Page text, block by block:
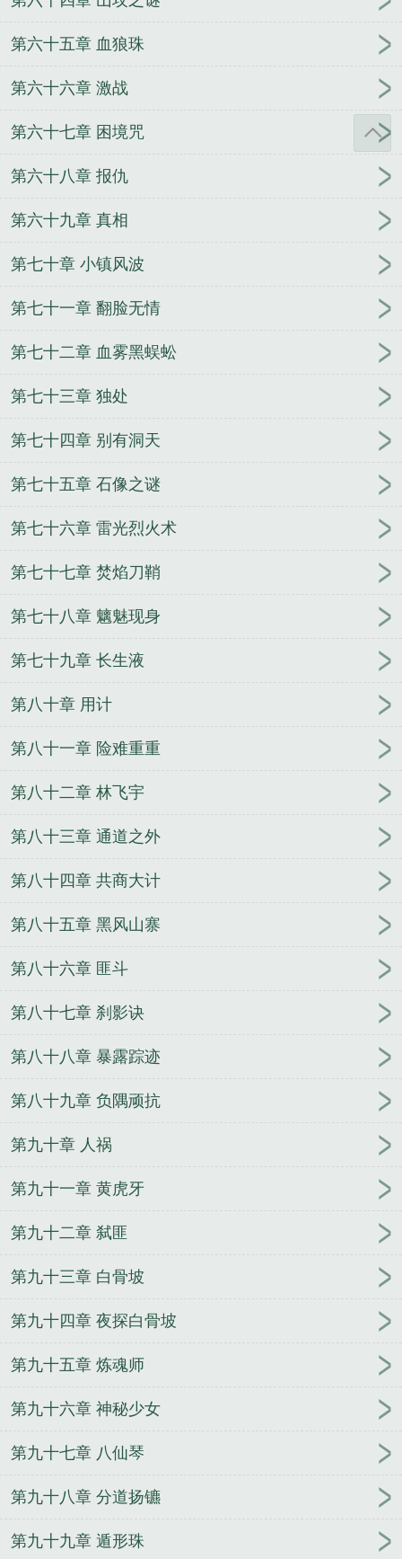
第六十五章 血狼珠
第六十六章 激战
第六十七章 困境咒
第六十八章 报仇
第六十九章 真相
第七十章 小镇风波
第七十一章 翻脸无情
第七十二章 血雾黑蜈蚣
第七十三章 独处
第七十四章 别有洞天
第七十五章 石像之谜
第七十六章 雷光烈火术
第七十七章 焚焰刀鞘
第七十八章 魑魅现身
第七十九章 长生液
第八十章 用计
第八十一章 险难重重
第八十二章 林飞宇
第八十三章 通道之外
第八十四章 共商大计
第八十五章 黑风山寨
第八十六章 匪斗
第八十七章 刹影诀
第八十八章 暴露踪迹
第八十九章 负隅顽抗
第九十章 人祸
第九十一章 黄虎牙
第九十二章 弑匪
第九十三章 白骨坡
第九十四章 夜探白骨坡
第九十五章 炼魂师
第九十六章 神秘少女
第九十七章 八仙琴
第九十八章 分道扬镳
第九十九章 遁形珠